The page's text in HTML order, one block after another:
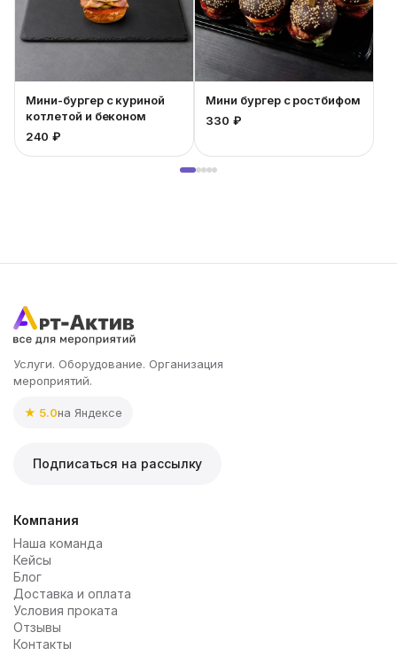
Мини-бургер с куриной
котлетой и беконом
240 ₽
Мини бургер с ростбифом
330 ₽
Услуги. Оборудование. Организация
мероприятий.
★ 5.0на Яндексе
Подписаться на рассылку
Компания
Наша команда
Кейсы
Блог
Доставка и оплата
Условия проката
Отзывы
Контакты